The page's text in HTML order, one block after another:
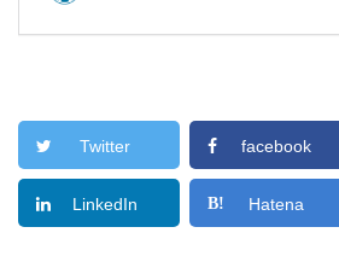
Twitter facebook
LinkedIn Hatena